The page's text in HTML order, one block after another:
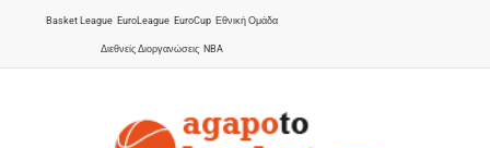
Basket League EuroLeague EuroCup Εθνική Ομάδα
Διεθνείς Διοργανώσεις NBA